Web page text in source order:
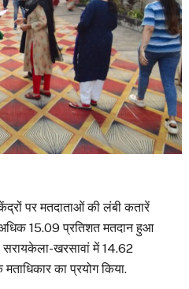
पर मतदाताओं की लंबी कतारें
15.09 प्रतिशत मतदान हुआ
खरसावां में 14.62
का प्रयोग किया.